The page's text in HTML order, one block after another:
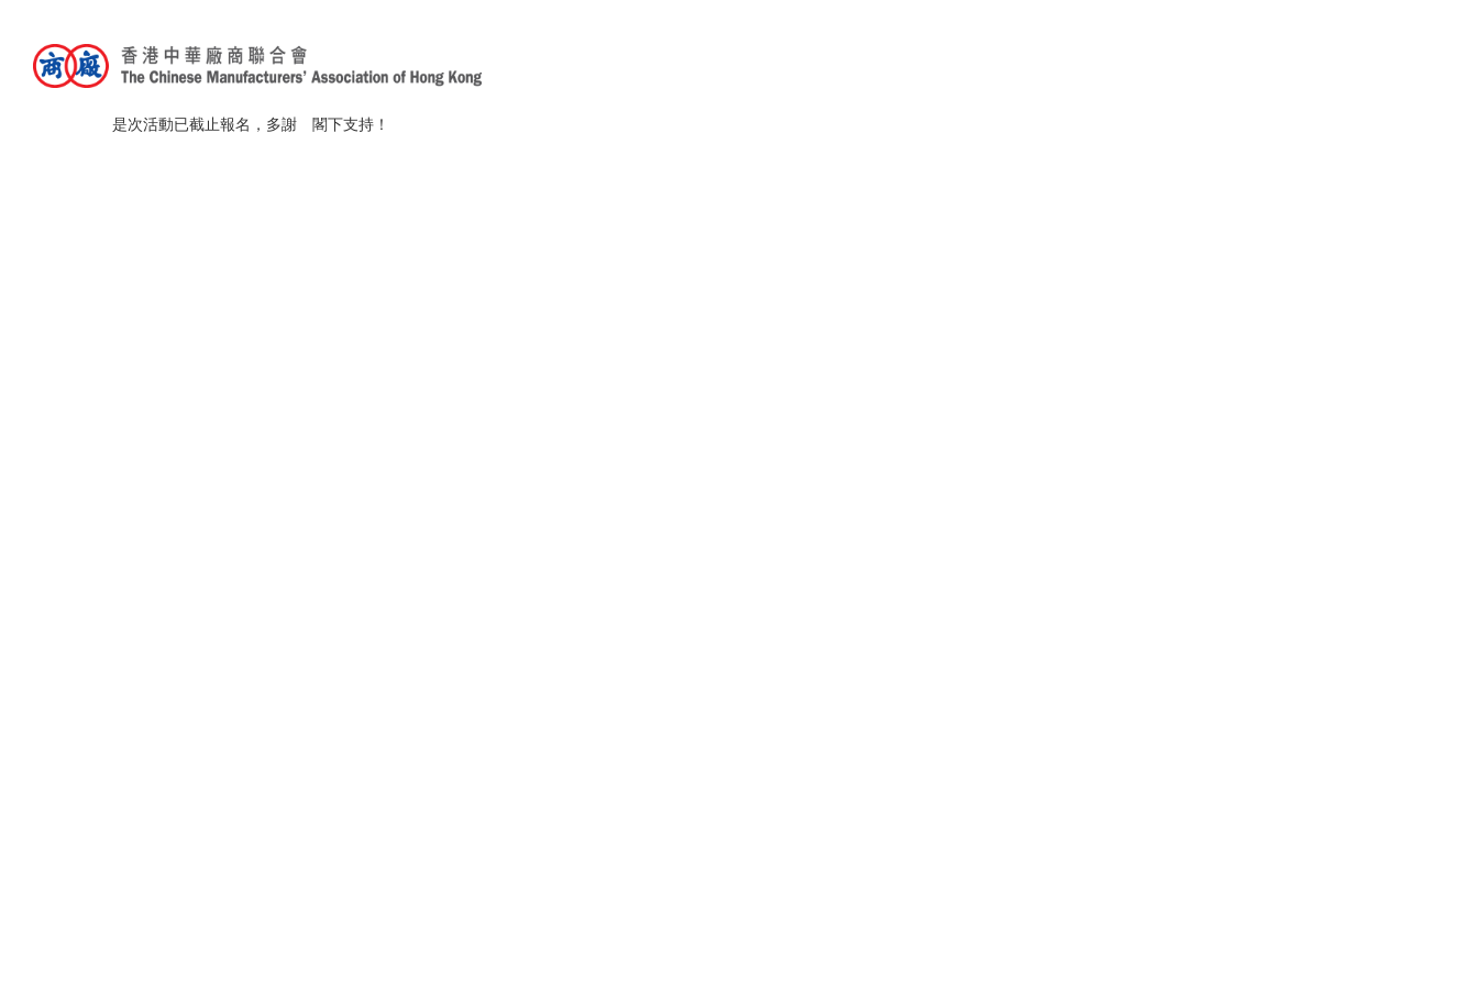
「新世代職場溝通與管理：如何有效引導員工培訓」工作坊活動登記
是次活動已截止報名，多謝 閣下支持！